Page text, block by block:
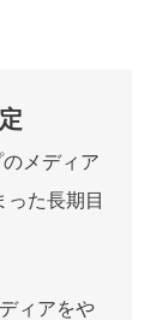
メディア
た長期目
ィアをや